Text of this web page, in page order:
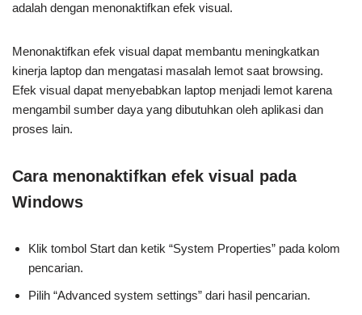
adalah dengan menonaktifkan efek visual.
Menonaktifkan efek visual dapat membantu meningkatkan
kinerja laptop dan mengatasi masalah lemot saat browsing.
Efek visual dapat menyebabkan laptop menjadi lemot karena
mengambil sumber daya yang dibutuhkan oleh aplikasi dan
proses lain.
Cara menonaktifkan efek visual pada
Windows
Klik tombol Start dan ketik “System Properties” pada kolom
pencarian.
Pilih “Advanced system settings” dari hasil pencarian.